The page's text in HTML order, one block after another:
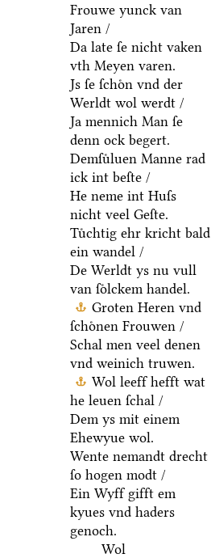
Frouwe yunck van
Jaren /
Da late ſe nicht vaken
vth Meyen varen.
Js ſe ſchoͤn vnd der
Werldt wol werdt /
Ja mennich Man ſe
denn ock begert.
Demſuͤluen Manne rad
ick int beſte /
He neme int Huſs
nicht veel Geſte.
Tuͤchtig ehr kricht bald
ein wandel /
De Werldt ys nu vull
van ſoͤlckem handel.
Groten Heren vnd
ſchoͤnen Frouwen /
Schal men veel denen
vnd weinich truwen.
Wol leeff hefft wat
he leuen ſchal /
Dem ys mit einem
Ehewyue wol.
Wente nemandt drecht
ſo hogen modt /
Ein Wyff gifft em
kyues vnd haders
genoch.
Wol